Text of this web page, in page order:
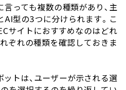
っても複数の種類があり、主
AI型の3つに分けられます。こ
サイトにおすすめなのはどれ
ぞれの種類を確認しておきま
トは、ユーザーが示される選